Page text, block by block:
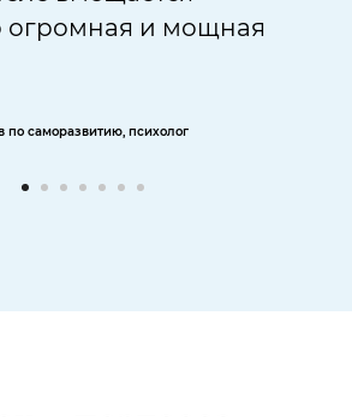
огромная и мощная
по саморазвитию, психолог